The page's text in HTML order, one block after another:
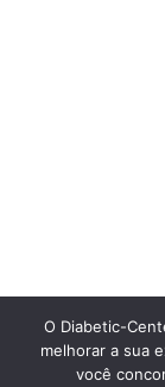
O Diabetic-
melhorar a sua
você